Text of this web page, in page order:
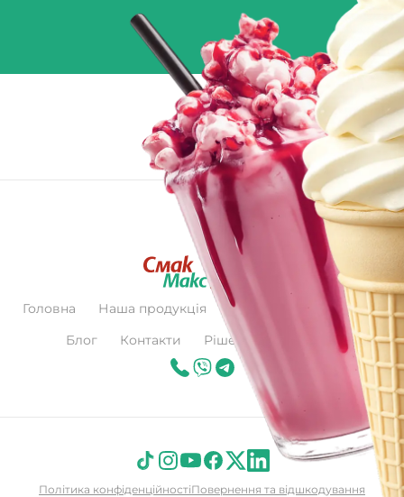
Головна Наша продукція Про нас
Сертифікат
Блог
Контакти Рішення для бізнесу
Політика конфіденційностіПовернення та відшкодування